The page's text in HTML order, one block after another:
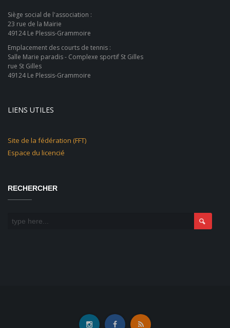
Siège social de l'association :
23 rue de la Mairie
49124 Le Plessis-Grammoire
Emplacement des courts de tennis :
Salle Marie paradis - Complexe sportif St Gilles
rue St Gilles
49124 Le Plessis-Grammoire
LIENS UTILES
Site de la fédération (FFT)
Espace du licencié
RECHERCHER